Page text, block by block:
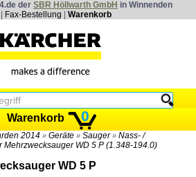
der SBR Höllwarth GmbH in Winnenden
Fax-Bestellung Warenkorb
Warenkorb 0
2014 » Geräte » Sauger» Nass- /
Mehrzwecksauger WD 5 P (1.348-194.0)
WD 5 P